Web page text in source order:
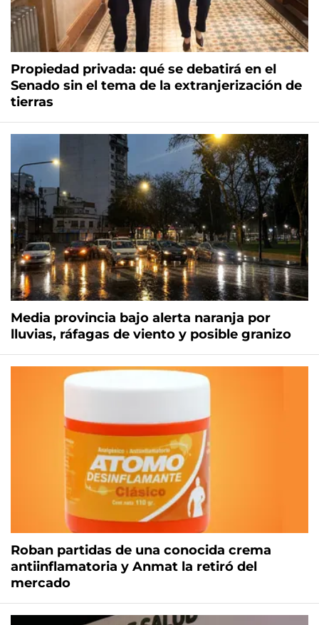
Propiedad privada: qué se debatirá en el
Senado sin el tema de la extranjerización de
tierras
Media provincia bajo alerta naranja por
lluvias, ráfagas de viento y posible granizo
Roban partidas de una conocida crema
antiinflamatoria y Anmat la retiró del
mercado